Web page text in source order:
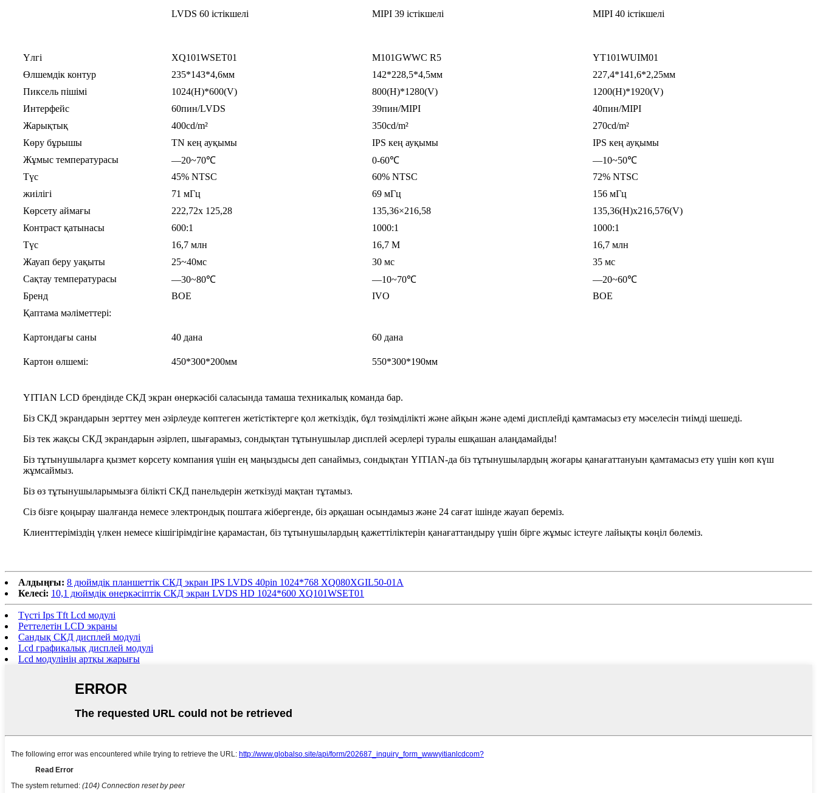
LVDS 60 істікшелі MIPI 39 істікшелі MIPI 40 істікшелі
Үлгі XQ101WSET01 M101GWWC R5
YT101WUIM01
Өлшемдік контур
235*143*4,6мм 142*228,5*4,5мм
227,4*141,6*2,25мм
Пиксель пішімі
1024(H)*600(V) 800(H)*1280(V)
1200(H)*1920(V)
Интерфейс
60пин/LVDS 39пин/MIPI
40пин/MIPI
Жарықтық
400cd/m² 350cd/m²
270cd/m²
Көру бұрышы
TN кең ауқымы IPS кең ауқымы
IPS кең ауқымы
Жұмыс температурасы
—20~70℃ 0-60℃
—10~50℃
Түс
45% NTSC 60% NTSC
72% NTSC
жиілігі
71 мГц 69 мГц
156 мГц
Көрсету аймағы
222,72x 125,28 135,36×216,58
135,36(H)x216,576(V)
Контраст қатынасы
600:1 1000:1
1000:1
Түс
16,7 млн 16,7 М
16,7 млн
Жауап беру уақыты
25~40мс 30 мс
35 мс
Сақтау температурасы
—30~80℃ —10~70℃
—20~60℃
Бренд
BOE IVO
BOE
Қаптама мәліметтері:
Картондағы саны 40 дана 60 дана
Картон өлшемі: 450*300*200мм 550*300*190мм
YITIAN LCD брендінде СКД экран өнеркәсібі саласында тамаша техникалық команда бар.
Біз СКД экрандарын зерттеу мен әзірлеуде көптеген жетістіктерге қол жеткіздік, бұл төзімділікті және айқын және әдемі дисплейді қамтамасыз ету мәселесін тиімді шешеді.
Біз тек жақсы СКД экрандарын әзірлеп, шығарамыз, сондықтан тұтынушылар дисплей әсерлері туралы ешқашан алаңдамайды!
Біз тұтынушыларға қызмет көрсету компания үшін ең маңыздысы деп санаймыз, сондықтан YITIAN-да біз тұтынушылардың жоғары қанағаттануын қамтамасыз ету үшін көп күш
жұмсаймыз.
Біз өз тұтынушыларымызға білікті СКД панельдерін жеткізуді мақтан тұтамыз.
Сіз бізге қоңырау шалғанда немесе электрондық поштаға жібергенде, біз әрқашан осындамыз және 24 сағат ішінде жауап береміз.
Клиенттеріміздің үлкен немесе кішігірімдігіне қарамастан, біз тұтынушылардың қажеттіліктерін қанағаттандыру үшін бірге жұмыс істеуге лайықты көңіл бөлеміз.
Алдыңғы: 8 дюймдік планшеттік СКД экран IPS LVDS 40pin 1024*768 XQ080XGIL50-01A
Келесі: 10,1 дюймдік өнеркәсіптік СКД экран LVDS HD 1024*600 XQ101WSET01
Түсті Ips Tft Lcd модулі
Реттелетін LCD экраны
Сандық СКД дисплей модулі
Lcd графикалық дисплей модулі
Lcd модулінің артқы жарығы